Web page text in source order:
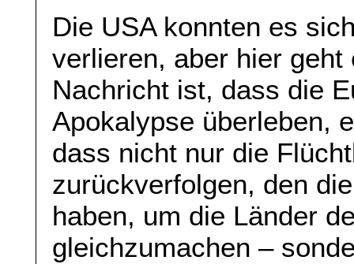
Die USA konnten es
verlieren, aber hier
Nachricht ist, dass die
Apokalypse überleben,
dass nicht nur die
zurückverfolgen, den
haben, um die Länder
gleichzumachen –